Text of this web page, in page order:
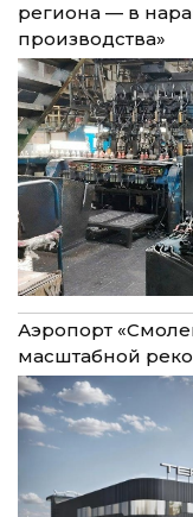
региона — в
производства»
Аэропорт
масштабной